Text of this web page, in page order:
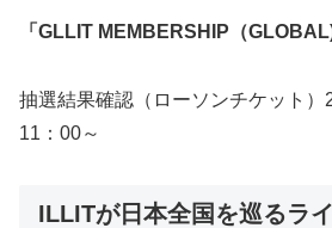
「GLLIT MEMBERSHIP（
抽選結果確認（ローソンチケット）
11：00～
ILLITが日本全国を巡るラ